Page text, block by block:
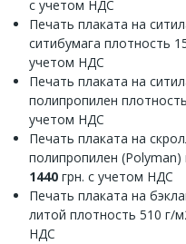
с учетом НДС
Печать плаката на
ситибумага плотность
учетом НДС
Печать плаката на
полипропилен
учетом НДС
Печать плаката на
полипропилен
1440 грн. с учетом НДС
Печать плаката на
литой плотность 510 г/
НДС